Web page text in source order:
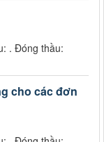
. Đóng thầu:
cho các đơn